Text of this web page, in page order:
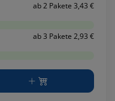
ab 2 Pakete 3,43 €
ab 3 Pakete 2,93 €